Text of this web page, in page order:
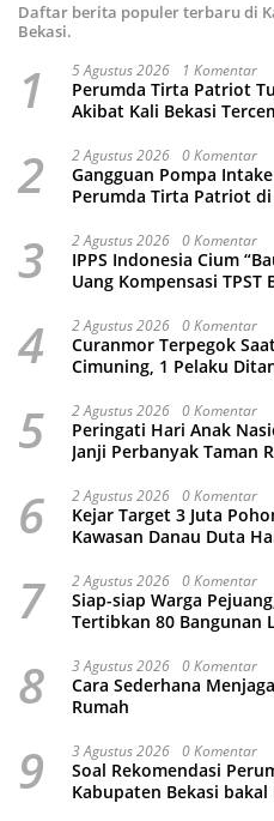
Daftar berita populer terbaru di
Bekasi.
1 5 Agustus 2026 1 Komentar
Perumda Tirta Patriot
Akibat Kali Bekasi
2 2 Agustus 2026 0 Komentar
Gangguan Pompa
Perumda Tirta Patriot
3 2 Agustus 2026 0 Komentar
IPPS Indonesia Cium
Uang Kompensasi TPST
4 2 Agustus 2026 0 Komentar
Curanmor Terpegok
Cimuning, 1 Pelaku
5 2 Agustus 2026 0 Komentar
Peringati Hari Anak
Janji Perbanyak Taman
6 2 Agustus 2026 0 Komentar
Kejar Target 3 Juta
Kawasan Danau Duta
7 2 Agustus 2026 0 Komentar
Siap-siap Warga
Tertibkan 80 Bangunan
8 3 Agustus 2026 0 Komentar
Cara Sederhana
Rumah
9 3 Agustus 2026 0 Komentar
Soal Rekomendasi
Kabupaten Bekasi bakal